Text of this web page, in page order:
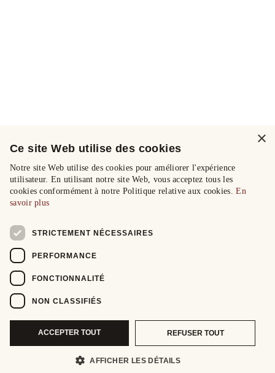
×
Ce site Web utilise des cookies
Notre site Web utilise des cookies pour améliorer l'expérience
utilisateur. En utilisant notre site Web, vous acceptez tous les
cookies conformément à notre Politique relative aux cookies.En
savoir plus
STRICTEMENT NÉCESSAIRES
PERFORMANCE
FONCTIONNALITÉ
NON CLASSIFIÉS
ACCEPTER TOUT REFUSER TOUT
AFFICHER LES DÉTAILS